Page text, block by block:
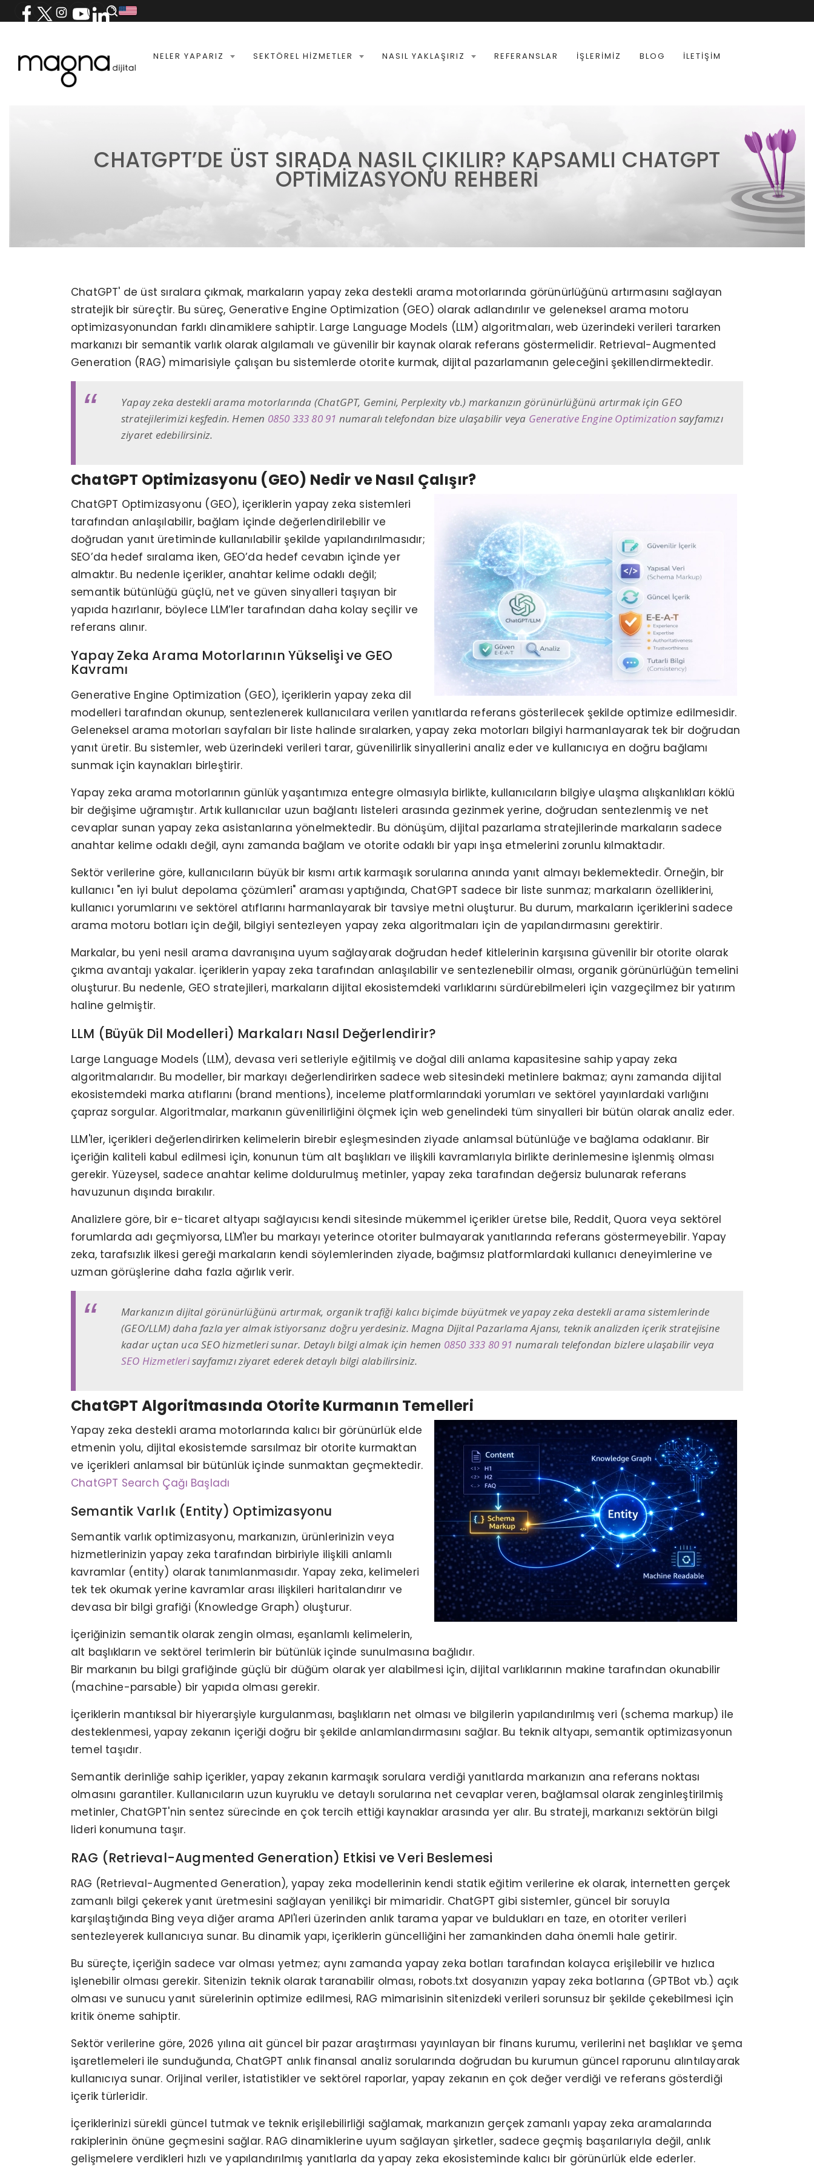
NELER YAPARIZ SEKTÖREL HIZMETLER NASIL YAKLAŞIRIZ REFERANSLAR İŞLERIMIZ BLOG İLETIŞIM
CHATGPT’DE ÜST SIRADA NASIL ÇIKILIR? KAPSAMLI CHATGPT
OPTIMIZASYONU REHBERI
ChatGPT' de üst sıralara çıkmak, markaların yapay zeka destekli arama motorlarında görünürlüğünü artırmasını sağlayan
stratejik bir süreçtir. Bu süreç, Generative Engine Optimization (GEO) olarak adlandırılır ve geleneksel arama motoru
optimizasyonundan farklı dinamiklere sahiptir. Large Language Models (LLM) algoritmaları, web üzerindeki verileri tararken
markanızı bir semantik varlık olarak algılamalı ve güvenilir bir kaynak olarak referans göstermelidir. Retrieval-Augmented
Generation (RAG) mimarisiyle çalışan bu sistemlerde otorite kurmak, dijital pazarlamanın geleceğini şekillendirmektedir.
Yapay zeka destekli arama motorlarında (ChatGPT, Gemini, Perplexity vb.) markanızın görünürlüğünü artırmak için GEO
stratejilerimizi keşfedin. Hemen 0850 333 80 91 numaralı telefondan bize ulaşabilir veya Generative Engine Optimization sayfamızı
ziyaret edebilirsiniz.
ChatGPT Optimizasyonu (GEO) Nedir ve Nasıl Çalışır?
ChatGPT Optimizasyonu (GEO), içeriklerin yapay zeka sistemleri
tarafından anlaşılabilir, bağlam içinde değerlendirilebilir ve
doğrudan yanıt üretiminde kullanılabilir şekilde yapılandırılmasıdır;
SEO’da hedef sıralama iken, GEO’da hedef cevabın içinde yer
almaktır. Bu nedenle içerikler, anahtar kelime odaklı değil;
semantik bütünlüğü güçlü, net ve güven sinyalleri taşıyan bir
yapıda hazırlanır, böylece LLM’ler tarafından daha kolay seçilir ve
referans alınır.
Yapay Zeka Arama Motorlarının Yükselişi ve GEO
Kavramı
Generative Engine Optimization (GEO), içeriklerin yapay zeka dil
modelleri tarafından okunup, sentezlenerek kullanıcılara verilen yanıtlarda referans gösterilecek şekilde optimize edilmesidir.
Geleneksel arama motorları sayfaları bir liste halinde sıralarken, yapay zeka motorları bilgiyi harmanlayarak tek bir doğrudan
yanıt üretir. Bu sistemler, web üzerindeki verileri tarar, güvenilirlik sinyallerini analiz eder ve kullanıcıya en doğru bağlamı
sunmak için kaynakları birleştirir.
Yapay zeka arama motorlarının günlük yaşantımıza entegre olmasıyla birlikte, kullanıcıların bilgiye ulaşma alışkanlıkları köklü
bir değişime uğramıştır. Artık kullanıcılar uzun bağlantı listeleri arasında gezinmek yerine, doğrudan sentezlenmiş ve net
cevaplar sunan yapay zeka asistanlarına yönelmektedir. Bu dönüşüm, dijital pazarlama stratejilerinde markaların sadece
anahtar kelime odaklı değil, aynı zamanda bağlam ve otorite odaklı bir yapı inşa etmelerini zorunlu kılmaktadır.
Sektör verilerine göre, kullanıcıların büyük bir kısmı artık karmaşık sorularına anında yanıt almayı beklemektedir. Örneğin, bir
kullanıcı "en iyi bulut depolama çözümleri" araması yaptığında, ChatGPT sadece bir liste sunmaz; markaların özelliklerini,
kullanıcı yorumlarını ve sektörel atıflarını harmanlayarak bir tavsiye metni oluşturur. Bu durum, markaların içeriklerini sadece
arama motoru botları için değil, bilgiyi sentezleyen yapay zeka algoritmaları için de yapılandırmasını gerektirir.
Markalar, bu yeni nesil arama davranışına uyum sağlayarak doğrudan hedef kitlelerinin karşısına güvenilir bir otorite olarak
çıkma avantajı yakalar. İçeriklerin yapay zeka tarafından anlaşılabilir ve sentezlenebilir olması, organik görünürlüğün temelini
oluşturur. Bu nedenle, GEO stratejileri, markaların dijital ekosistemdeki varlıklarını sürdürebilmeleri için vazgeçilmez bir yatırım
haline gelmiştir.
LLM (Büyük Dil Modelleri) Markaları Nasıl Değerlendirir?
Large Language Models (LLM), devasa veri setleriyle eğitilmiş ve doğal dili anlama kapasitesine sahip yapay zeka
algoritmalarıdır. Bu modeller, bir markayı değerlendirirken sadece web sitesindeki metinlere bakmaz; aynı zamanda dijital
ekosistemdeki marka atıflarını (brand mentions), inceleme platformlarındaki yorumları ve sektörel yayınlardaki varlığını
çapraz sorgular. Algoritmalar, markanın güvenilirliğini ölçmek için web genelindeki tüm sinyalleri bir bütün olarak analiz eder.
LLM'ler, içerikleri değerlendirirken kelimelerin birebir eşleşmesinden ziyade anlamsal bütünlüğe ve bağlama odaklanır. Bir
içeriğin kaliteli kabul edilmesi için, konunun tüm alt başlıkları ve ilişkili kavramlarıyla birlikte derinlemesine işlenmiş olması
gerekir. Yüzeysel, sadece anahtar kelime doldurulmuş metinler, yapay zeka tarafından değersiz bulunarak referans
havuzunun dışında bırakılır.
Analizlere göre, bir e-ticaret altyapı sağlayıcısı kendi sitesinde mükemmel içerikler üretse bile, Reddit, Quora veya sektörel
forumlarda adı geçmiyorsa, LLM'ler bu markayı yeterince otoriter bulmayarak yanıtlarında referans göstermeyebilir. Yapay
zeka, tarafsızlık ilkesi gereği markaların kendi söylemlerinden ziyade, bağımsız platformlardaki kullanıcı deneyimlerine ve
uzman görüşlerine daha fazla ağırlık verir.
Markanızın dijital görünürlüğünü artırmak, organik trafiği kalıcı biçimde büyütmek ve yapay zeka destekli arama sistemlerinde
(GEO/LLM) daha fazla yer almak istiyorsanız doğru yerdesiniz. Magna Dijital Pazarlama Ajansı, teknik analizden içerik stratejisine
kadar uçtan uca SEO hizmetleri sunar. Detaylı bilgi almak için hemen 0850 333 80 91 numaralı telefondan bizlere ulaşabilir veya
SEO Hizmetlerisayfamızı ziyaret ederek detaylı bilgi alabilirsiniz.
ChatGPT Algoritmasında Otorite Kurmanın Temelleri
Yapay zeka destekli arama motorlarında kalıcı bir görünürlük elde
etmenin yolu, dijital ekosistemde sarsılmaz bir otorite kurmaktan
ve içerikleri anlamsal bir bütünlük içinde sunmaktan geçmektedir.
ChatGPT Search Çağı Başladı
Semantik Varlık (Entity) Optimizasyonu
Semantik varlık optimizasyonu, markanızın, ürünlerinizin veya
hizmetlerinizin yapay zeka tarafından birbiriyle ilişkili anlamlı
kavramlar (entity) olarak tanımlanmasıdır. Yapay zeka, kelimeleri
tek tek okumak yerine kavramlar arası ilişkileri haritalandırır ve
devasa bir bilgi grafiği (Knowledge Graph) oluşturur.
İçeriğinizin semantik olarak zengin olması, eşanlamlı kelimelerin,
alt başlıkların ve sektörel terimlerin bir bütünlük içinde sunulmasına bağlıdır.
Bir markanın bu bilgi grafiğinde güçlü bir düğüm olarak yer alabilmesi için, dijital varlıklarının makine tarafından okunabilir
(machine-parsable) bir yapıda olması gerekir.
İçeriklerin mantıksal bir hiyerarşiyle kurgulanması, başlıkların net olması ve bilgilerin yapılandırılmış veri (schema markup) ile
desteklenmesi, yapay zekanın içeriği doğru bir şekilde anlamlandırmasını sağlar. Bu teknik altyapı, semantik optimizasyonun
temel taşıdır.
Semantik derinliğe sahip içerikler, yapay zekanın karmaşık sorulara verdiği yanıtlarda markanızın ana referans noktası
olmasını garantiler. Kullanıcıların uzun kuyruklu ve detaylı sorularına net cevaplar veren, bağlamsal olarak zenginleştirilmiş
metinler, ChatGPT'nin sentez sürecinde en çok tercih ettiği kaynaklar arasında yer alır. Bu strateji, markanızı sektörün bilgi
lideri konumuna taşır.
RAG (Retrieval-Augmented Generation) Etkisi ve Veri Beslemesi
RAG (Retrieval-Augmented Generation), yapay zeka modellerinin kendi statik eğitim verilerine ek olarak, internetten gerçek
zamanlı bilgi çekerek yanıt üretmesini sağlayan yenilikçi bir mimaridir. ChatGPT gibi sistemler, güncel bir soruyla
karşılaştığında Bing veya diğer arama API'leri üzerinden anlık tarama yapar ve buldukları en taze, en otoriter verileri
sentezleyerek kullanıcıya sunar. Bu dinamik yapı, içeriklerin güncelliğini her zamankinden daha önemli hale getirir.
Bu süreçte, içeriğin sadece var olması yetmez; aynı zamanda yapay zeka botları tarafından kolayca erişilebilir ve hızlıca
işlenebilir olması gerekir. Sitenizin teknik olarak taranabilir olması, robots.txt dosyanızın yapay zeka botlarına (GPTBot vb.) açık
olması ve sunucu yanıt sürelerinin optimize edilmesi, RAG mimarisinin sitenizdeki verileri sorunsuz bir şekilde çekebilmesi için
kritik öneme sahiptir.
Sektör verilerine göre, 2026 yılına ait güncel bir pazar araştırması yayınlayan bir finans kurumu, verilerini net başlıklar ve şema
işaretlemeleri ile sunduğunda, ChatGPT anlık finansal analiz sorularında doğrudan bu kurumun güncel raporunu alıntılayarak
kullanıcıya sunar. Orijinal veriler, istatistikler ve sektörel raporlar, yapay zekanın en çok değer verdiği ve referans gösterdiği
içerik türleridir.
İçeriklerinizi sürekli güncel tutmak ve teknik erişilebilirliği sağlamak, markanızın gerçek zamanlı yapay zeka aramalarında
rakiplerinin önüne geçmesini sağlar. RAG dinamiklerine uyum sağlayan şirketler, sadece geçmiş başarılarıyla değil, anlık
gelişmelere verdikleri hızlı ve yapılandırılmış yanıtlarla da yapay zeka ekosisteminde kalıcı bir görünürlük elde ederler.